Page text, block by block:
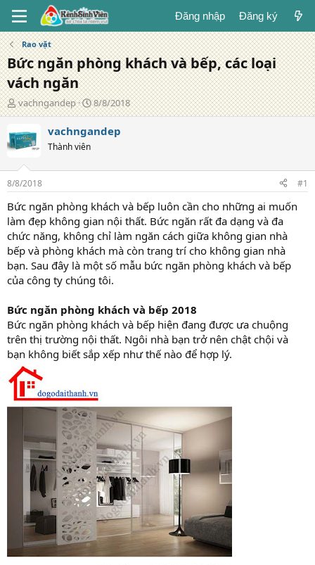
Đăng nhập Đăng ký
Rao vặt
Bức ngăn phòng khách và bếp, các loại
vách ngăn
T
á
g
i
ả
vachngandep
N
g
à
g
8/8/2018
vachngandep
Thành viên
8/8/2018 #1
Bức ngăn phòng khách và bếp luôn cần cho những ai muốn
làm đẹp không gian nội thất. Bức ngăn rất đa dạng và đa
chức năng, không chỉ làm ngăn cách giữa không gian nhà
bếp và phòng khách mà còn trang trí cho không gian nhà
bạn. Sau đây là một số mẫu bức ngăn phòng khách và bếp
của công ty chúng tôi.
Bức ngăn phòng khách và bếp 2018
Bức ngăn phòng khách và bếp hiện đang được ưa chuộng
trên thị trường nội thất. Ngôi nhà bạn trở nên chật chội và
bạn không biết sắp xếp như thế nào để hợp lý.